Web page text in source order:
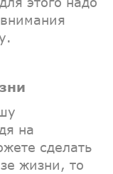
на
сделать
жизни, то